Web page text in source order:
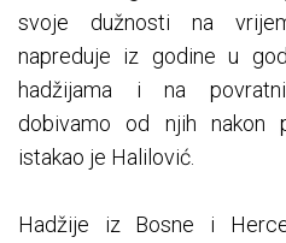
svoje dužnosti na
napreduje iz godine u
hadžijama i na
dobivamo od njih nakon
istakao je Halilović.
Hadžije iz Bosne i